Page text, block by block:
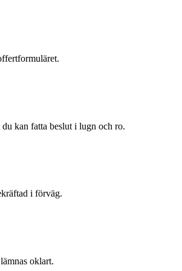
kan fatta beslut i lugn och ro.
i förväg.
oklart.